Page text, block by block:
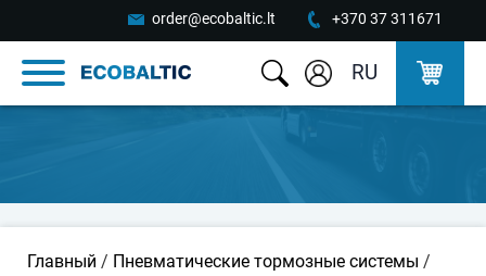
order@ecobaltic.lt +370 37 311671
RU
Главный / Пневматические тормозные системы /